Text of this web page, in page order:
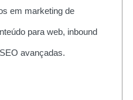
em marketing de
para web, inbound
avançadas.